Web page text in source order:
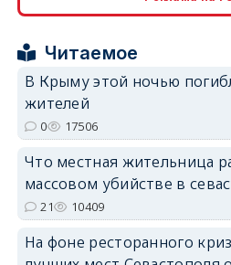
Читаемое
В Крыму этой ночью
жителей
0 17506
Что местная жительница
массовом убийстве в
21 10409
На фоне ресторанного